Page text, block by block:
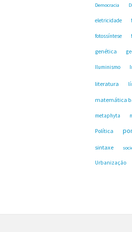
Democracia
eletricidade
fotossíntese
genética
Iluminismo
literatura
matemática
metaphyta
Política
sintaxe
Urbanização